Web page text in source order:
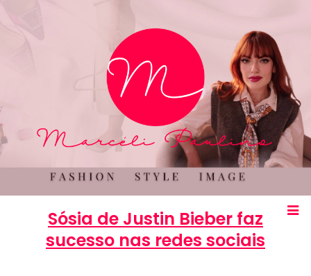
Sósia de Justin Bieber faz
sucesso nas redes sociais